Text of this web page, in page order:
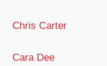
Chris Carter
Cara Dee